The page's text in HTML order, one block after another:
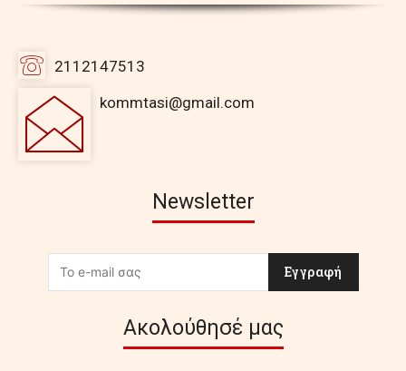
2112147513
kommtasi@gmail.com
Newsletter
Εγγραφή
Ακολούθησέ μας